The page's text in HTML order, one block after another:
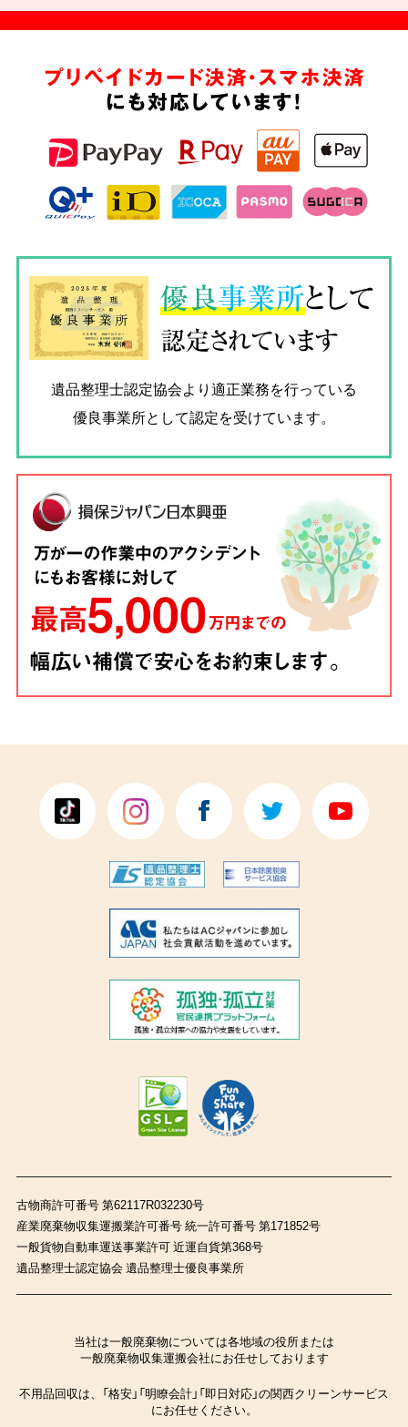
プリペイドカード決済・スマホ決済
にも対応しています!
優良事業所として
認定されています
遺品整理士認定協会より適正業務を行っている
優良事業所として認定を受けています。
古物商許可番号 第62117R032230号
産業廃棄物収集運搬業許可番号 統一許可番号 第171852号
一般貨物自動車運送事業許可 近運自貨第368号
遺品整理士認定協会 遺品整理士優良事業所
当社は一般廃棄物については各地域の役所または
一般廃棄物収集運搬会社にお任せしております
不用品回収は、「格安」「明瞭会計」「即日対応」の関西クリーンサービス
にお任せください。